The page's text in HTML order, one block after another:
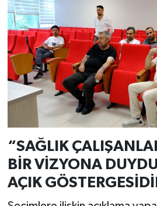
“SAĞLIK
BİR VİZYONA
AÇIK